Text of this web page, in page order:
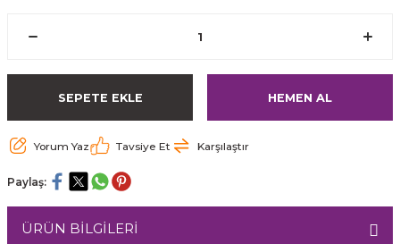
SEPETE EKLE HEMEN AL
Yorum Yaz Tavsiye Et Karşılaştır
Paylaş:
ÜRÜN BİLGİLERİ